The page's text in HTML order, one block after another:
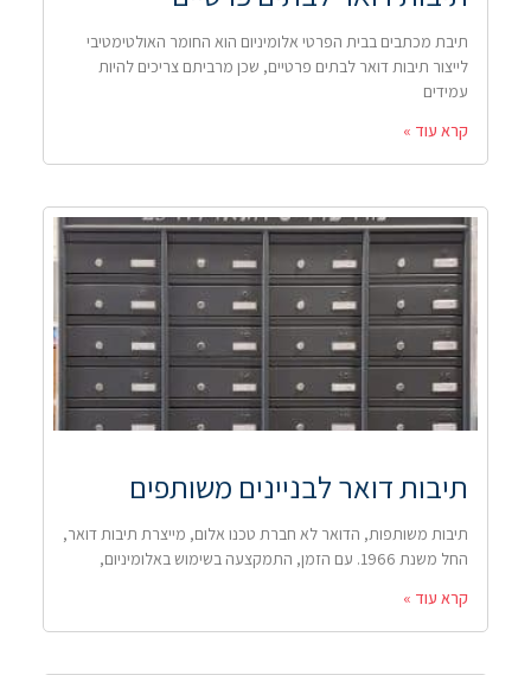
תיבת מכתבים בבית הפרטי אלומיניום הוא החומר האולטימטיבי
לייצור תיבות דואר לבתים פרטיים, שכן מרביתם צריכים להיות
עמידים
קרא עוד »
תיבות דואר לבניינים משותפים
תיבות משותפות, הדואר לא חברת טכנו אלום, מייצרת תיבות דואר,
החל משנת 1966. עם הזמן, התמקצעה בשימוש באלומיניום,
קרא עוד »